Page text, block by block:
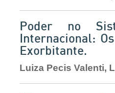
Poder no
Internacional:
Exorbitante.
Luiza Pecis Valenti,